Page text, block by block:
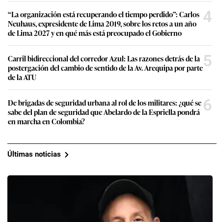
“La organización está recuperando el tiempo perdido”: Carlos
Neuhaus, expresidente de Lima 2019, sobre los retos a un año
de Lima 2027 y en qué más está preocupado el Gobierno
4
Carril bidireccional del corredor Azul: Las razones detrás de la
postergación del cambio de sentido de la Av. Arequipa por parte
de la ATU
5
De brigadas de seguridad urbana al rol de los militares: ¿qué se
sabe del plan de seguridad que Abelardo de la Espriella pondrá
en marcha en Colombia?
6
Últimas noticias